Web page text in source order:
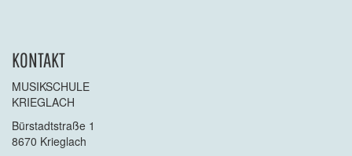
KONTAKT
MUSIKSCHULE
KRIEGLACH
Bürstadtstraße 1
8670 Krieglach